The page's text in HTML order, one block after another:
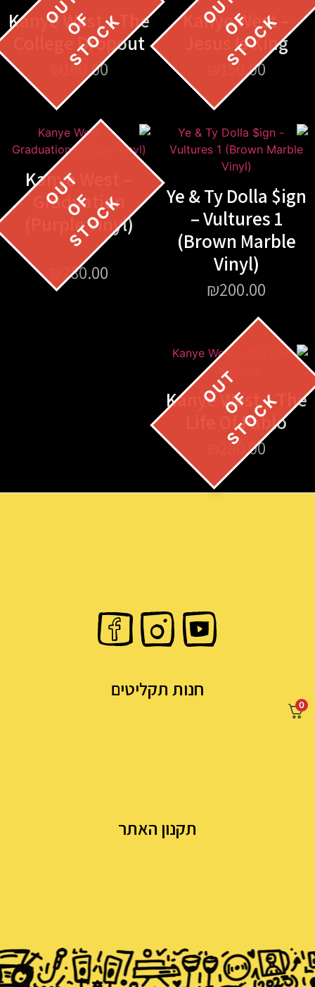
Kanye West –
Jesus Is King
150.00
Kanye West – The
College Dropout
160.00
Ye & Ty Dolla $ign
– Vultures 1
(Brown Marble
Vinyl)
₪200.00
Kanye West –
Graduation
(Purple Vinyl)
₪280.00
Kanye West – The
Life Of Pablo
280.00
חנות תקליטים
0
תקנון האתר